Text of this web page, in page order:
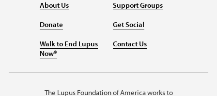
About Us
Donate
Walk to End Lupus
Now®
Support Groups
Get Social
Contact Us
The Lupus Foundation of America works to